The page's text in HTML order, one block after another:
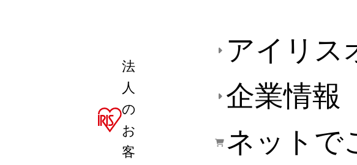
法
人
の
お
客
アイリス
企業情報
ネットで